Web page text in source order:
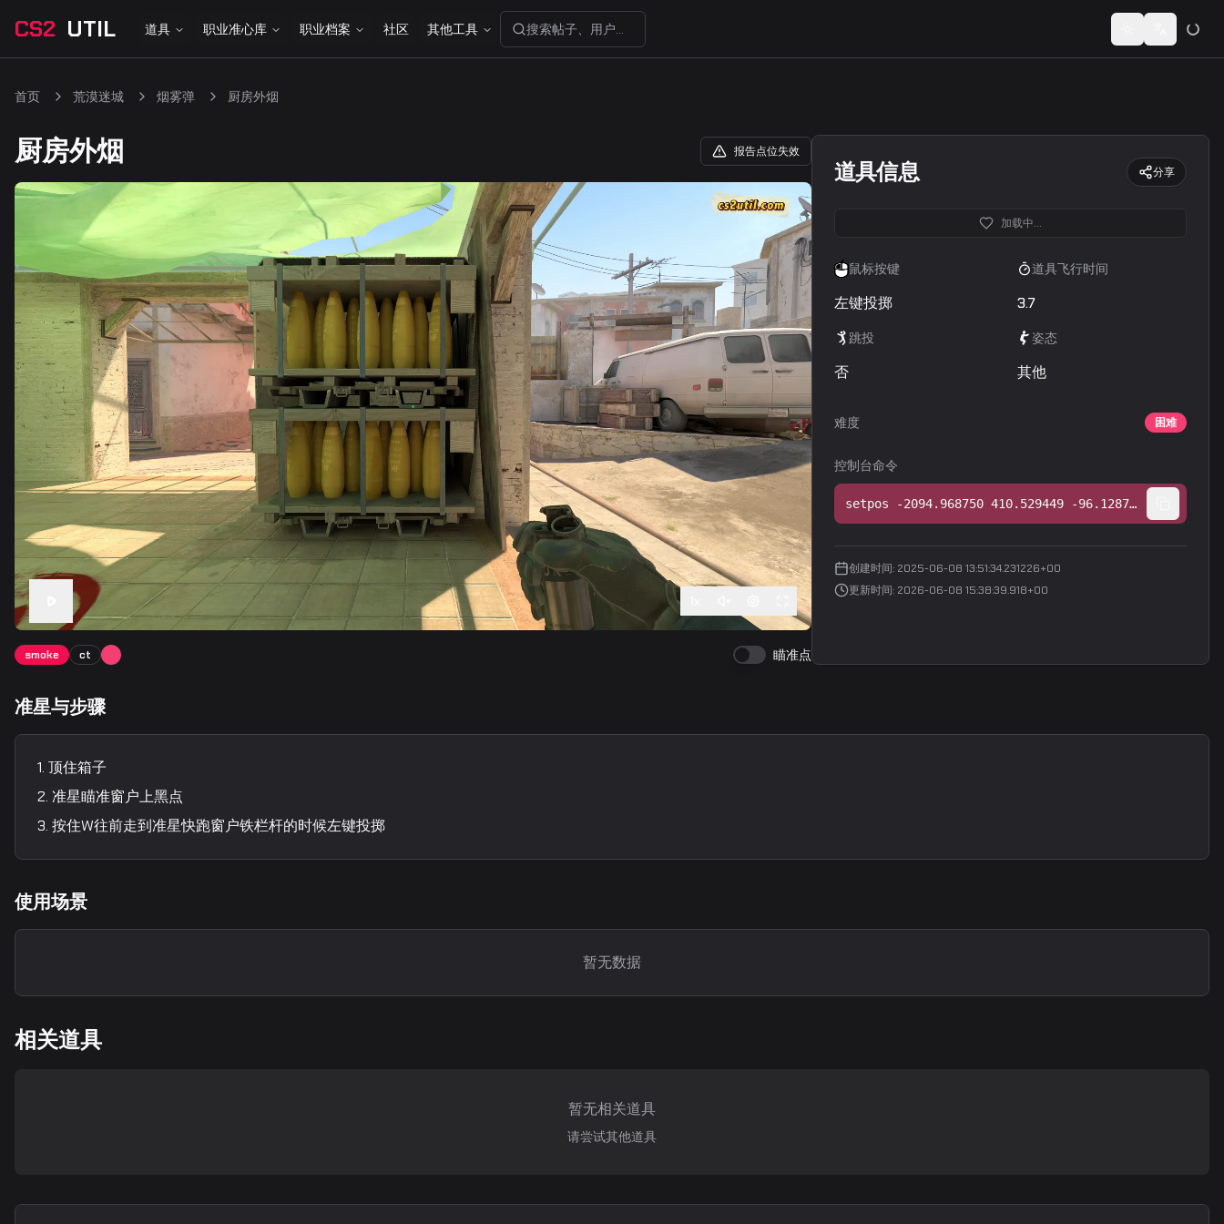
CS2 UTIL 道具 职业准心库 职业档案 社区 其他工具 搜索帖子、用户或分享码... Toggle theme
Switch
首页 荒漠迷城 烟雾弹 厨房外烟
厨房外烟 报告点位失效
smoke ct 瞄准点
道具信息 分享
加载中...
鼠标按键
左键投掷
道具飞行时间
3.7
跳投
否
姿态
其他
难度 困难
控制台命令
setpos -2094.968750 410.529449 -96.128754;setang -21.119993 28.237936 0.000000
创建时间: 2025-06-08 13:51:34.231226+00
更新时间: 2026-06-08 15:38:39.918+00
准星与步骤
顶住箱子
准星瞄准窗户上黑点
按住W往前走到准星快跑窗户铁栏杆的时候左键投掷
使用场景
暂无数据
相关道具
暂无相关道具
请尝试其他道具